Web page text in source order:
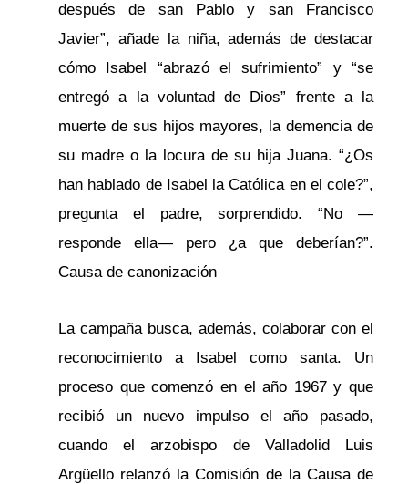
después de san Pablo y san Francisco
Javier”, añade la niña, además de destacar
cómo Isabel “abrazó el sufrimiento” y “se
entregó a la voluntad de Dios” frente a la
muerte de sus hijos mayores, la demencia de
su madre o la locura de su hija Juana. “¿Os
han hablado de Isabel la Católica en el cole?”,
pregunta el padre, sorprendido. “No —
responde ella— pero ¿a que deberían?”.
Causa de canonización
La campaña busca, además, colaborar con el
reconocimiento a Isabel como santa. Un
proceso que comenzó en el año 1967 y que
recibió un nuevo impulso el año pasado,
cuando el arzobispo de Valladolid Luis
Argüello relanzó la Comisión de la Causa de